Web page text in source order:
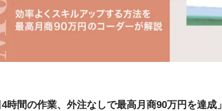
4時間の作業、外注なしで最高月商90万円を達成」